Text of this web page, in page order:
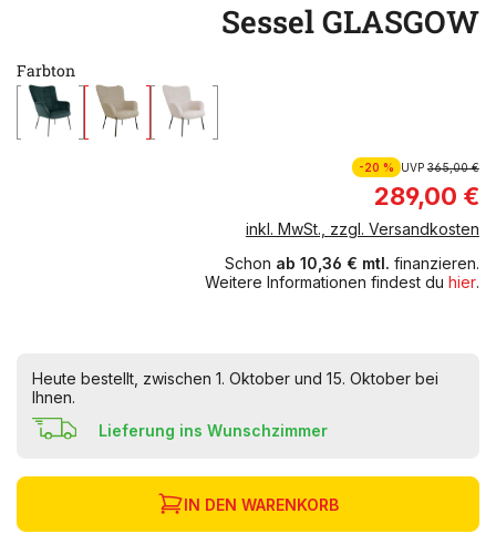
Sessel GLASGOW
Farbton
-20 % UVP365,00 €
289,00 €
inkl. MwSt., zzgl. Versandkosten
Schon ab 10,36 € mtl. finanzieren.
Weitere Informationen findest du hier.
Heute bestellt, zwischen 1. Oktober und 15. Oktober bei
Ihnen.
Lieferung ins Wunschzimmer
IN DEN WARENKORB